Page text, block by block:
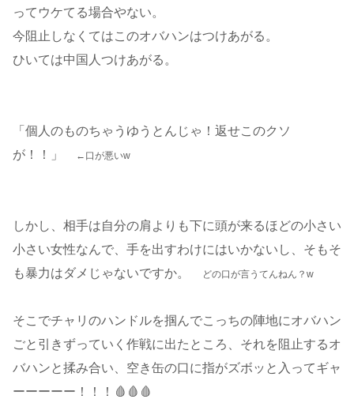
ってウケてる場合やない。
今阻止しなくてはこのオバハンはつけあがる。
ひいては中国人つけあがる。
「個人のものちゃうゆうとんじゃ！返せこのクソ
が！！」
←口が悪いw
しかし、相手は自分の肩よりも下に頭が来るほどの小さい
小さい女性なんで、手を出すわけにはいかないし、そもそ
も暴力はダメじゃないですか。
どの口が言うてんねん？w
そこでチャリのハンドルを掴んでこっちの陣地にオバハン
ごと引きずっていく作戦に出たところ、それを阻止するオ
バハンと揉み合い、空き缶の口に指がズボッと入ってギャ
ーーーーー！！！🩸🩸🩸